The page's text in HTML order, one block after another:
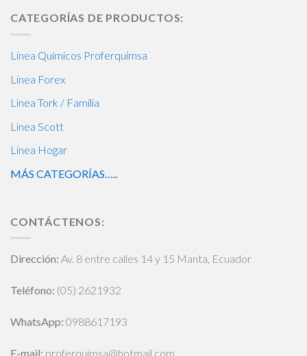
CATEGORÍAS DE PRODUCTOS:
Línea Químicos Proferquimsa
Línea Forex
Línea Tork / Familia
Línea Scott
Línea Hogar
MÁS CATEGORÍAS…..
CONTÁCTENOS:
Dirección: Av. 8 entre calles 14 y 15 Manta, Ecuador
Teléfono: (05) 2621932
WhatsApp: 0988617193
E-mail: proferquimsa@hotmail.com